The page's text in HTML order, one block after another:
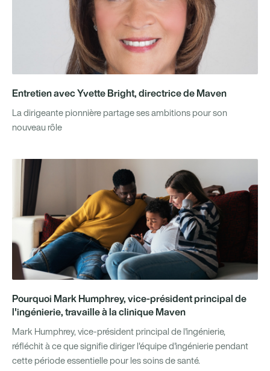
Entretien avec Yvette Bright, directrice de Maven
La dirigeante pionnière partage ses ambitions pour son
nouveau rôle
Pourquoi Mark Humphrey, vice-président principal de
l'ingénierie, travaille à la clinique Maven
Mark Humphrey, vice-président principal de l'ingénierie,
réfléchit à ce que signifie diriger l'équipe d'ingénierie pendant
cette période essentielle pour les soins de santé.